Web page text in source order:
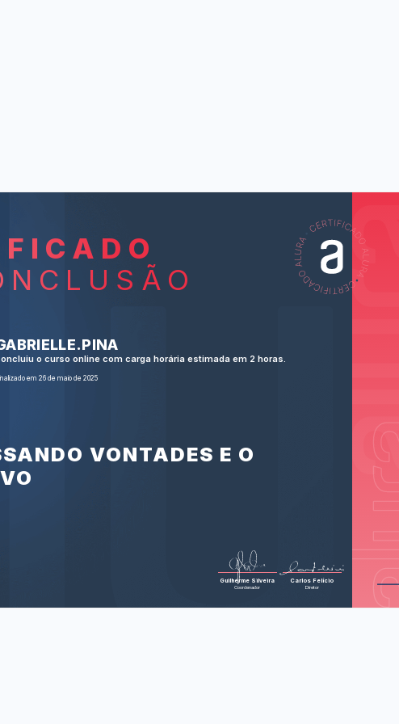
o curso online com carga horária estimada em 2 horas.
em 26 de maio de 2025
VONTADES E O
Guilherme Silveira
Coordenador
Carlos Felício
Diretor
AU
LAS
Foram feitas 27 de 27 atividades.